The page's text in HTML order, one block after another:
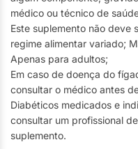
médico ou técnico de
Este suplemento não deve
regime alimentar variado;
Apenas para adultos;
Em caso de doença do
consultar o médico antes
Diabéticos medicados e
consultar um profissional
suplemento.